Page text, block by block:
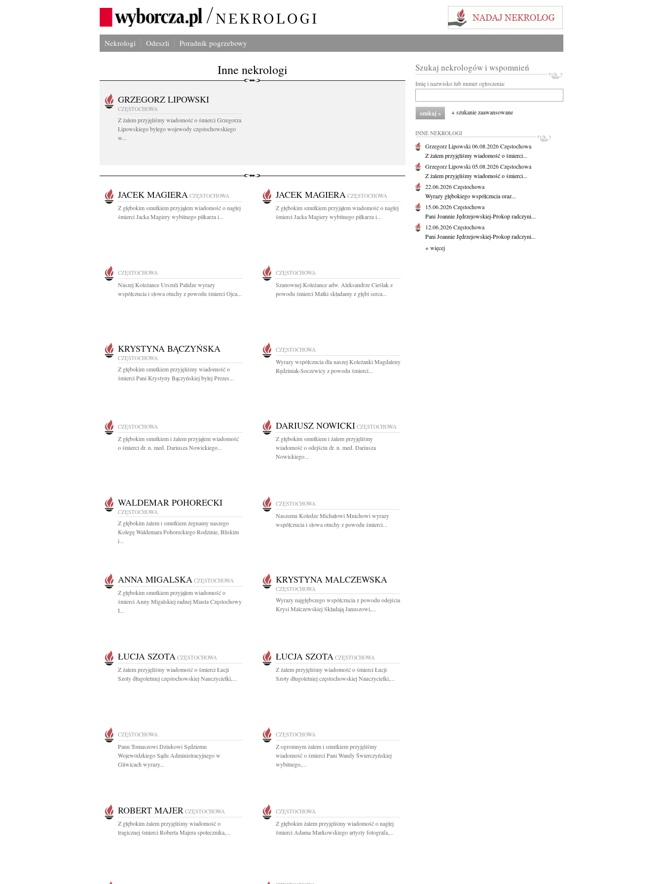
Nekrologi Odeszli Poradnik pogrzebowy
Inne nekrologi
GRZEGORZ LIPOWSKI
CZĘSTOCHOWA
Z żalem przyjęliśmy wiadomość o śmierci Grzegorza
Lipowskiego byłego wojewody częstochowskiego
w...
JACEK MAGIERA CZĘSTOCHOWA
Z głębokim smutkiem przyjąłem wiadomość o nagłej
śmierci Jacka Magiery wybitnego piłkarza i...
JACEK MAGIERA CZĘSTOCHOWA
Z głębokim smutkiem przyjąłem wiadomość o nagłej
śmierci Jacka Magiery wybitnego piłkarza i...
CZĘSTOCHOWA
Naszej Koleżance Urszuli Palidze wyrazy
współczucia i słowa otuchy z powodu śmierci Ojca...
CZĘSTOCHOWA
Szanownej Koleżance adw. Aleksandrze Cieślak z
powodu śmierci Matki składamy z głębi serca...
KRYSTYNA BĄCZYŃSKA
CZĘSTOCHOWA
Z głębokim smutkiem przyjęliśmy wiadomość o
śmierci Pani Krystyny Bączyńskiej byłej Prezes...
CZĘSTOCHOWA
Wyrazy współczucia dla naszej Koleżanki Magdaleny
Rędziniak-Soczewicy z powodu śmierci...
CZĘSTOCHOWA
Z głębokim smutkiem i żalem przyjąłem wiadomość
o śmierci dr. n. med. Dariusza Nowickiego...
DARIUSZ NOWICKI CZĘSTOCHOWA
Z głębokim smutkiem i żalem przyjęliśmy
wiadomość o odejściu dr. n. med. Dariusza
Nowickiego...
WALDEMAR POHORECKI
CZĘSTOCHOWA
Z głębokim żalem i smutkiem żegnamy naszego
Kolegę Waldemara Pohoreckiego Rodzinie, Bliskim
i...
CZĘSTOCHOWA
Naszemu Koledze Michałowi Mnichowi wyrazy
współczucia i słowa otuchy z powodu śmierci...
ANNA MIGALSKA CZĘSTOCHOWA
Z głębokim smutkiem przyjąłem wiadomość o
śmierci Anny Migalskiej radnej Miasta Częstochowy
I...
KRYSTYNA MALCZEWSKA
CZĘSTOCHOWA
Wyrazy najgłębszego współczucia z powodu odejścia
Krysi Malczewskiej Składają Januszowi,...
ŁUCJA SZOTA CZĘSTOCHOWA
Z żalem przyjęliśmy wiadomość o śmierci Łucji
Szoty długoletniej częstochowskiej Nauczycielki,...
ŁUCJA SZOTA CZĘSTOCHOWA
Z żalem przyjęliśmy wiadomość o śmierci Łucji
Szoty długoletniej częstochowskiej Nauczycielki,...
CZĘSTOCHOWA
Panu Tomaszowi Dziukowi Sędziemu
Wojewódzkiego Sądu Administracyjnego w
Gliwicach wyrazy...
CZĘSTOCHOWA
Z ogromnym żalem i smutkiem przyjęliśmy
wiadomość o śmierci Pani Wandy Świerczyńskiej
wybitnego,...
ROBERT MAJER CZĘSTOCHOWA
Z głębokim żalem przyjęliśmy wiadomość o
tragicznej śmierci Roberta Majera społecznika,...
CZĘSTOCHOWA
Z głębokim żalem przyjęliśmy wiadomość o nagłej
śmierci Adama Markowskiego artysty fotografa,...
Szukaj nekrologów i wspomnień
Imię i nazwisko lub numer ogłoszenia:
+ szukanie zaawansowane
INNE NEKROLOGI
Grzegorz Lipowski06.08.2026Częstochowa
Z żalem przyjęliśmy wiadomość o śmierci...
Grzegorz Lipowski05.08.2026Częstochowa
Z żalem przyjęliśmy wiadomość o śmierci...
22.06.2026Częstochowa
Wyrazy głębokiego współczucia oraz...
15.06.2026Częstochowa
Pani Joannie Jędrzejowskiej-Prokop radczyni...
12.06.2026Częstochowa
Pani Joannie Jędrzejowskiej-Prokop radczyni...
+ więcej